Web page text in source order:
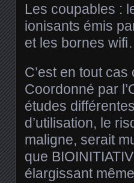
Les coupables :
ionisants émis
et les bornes
C’est en tout
Coordonné par
études
d’utilisation, le
maligne, serait
que
élargissant